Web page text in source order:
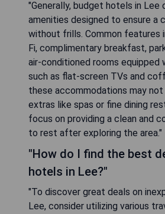
"Generally, budget hotels in Lee
amenities designed to ensure a
without frills. Common features
Fi, complimentary breakfast,
air-conditioned rooms equipped
such as flat-screen TVs and
these accommodations may not
extras like spas or fine dining
focus on providing a clean and
to rest after exploring the area."
"How do I find the best
hotels in Lee?"
"To discover great deals on
Lee, consider utilizing various